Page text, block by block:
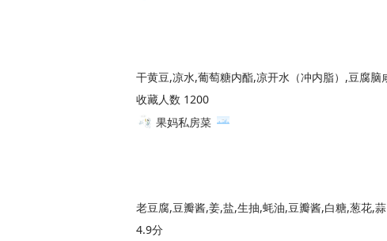
收藏人数 1200
果妈私房菜
老豆腐,豆瓣酱,姜,盐,生抽,蚝油,豆瓣酱,白糖,葱花,蒜
4.9分